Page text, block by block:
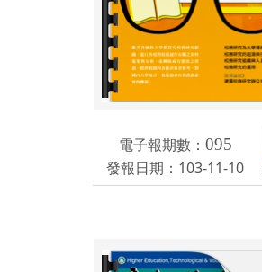
電子報期數： 095
發報日期：103-11-10